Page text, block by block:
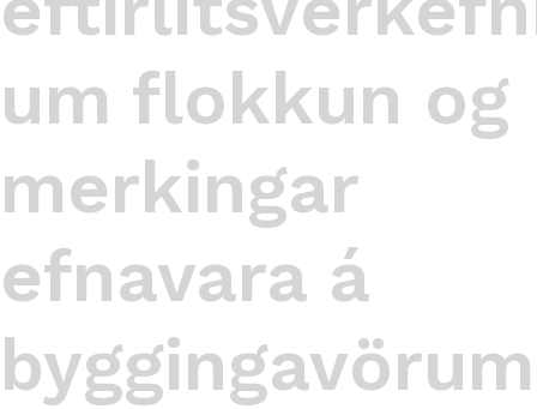
um flokkun og
merkingar
efnavara á